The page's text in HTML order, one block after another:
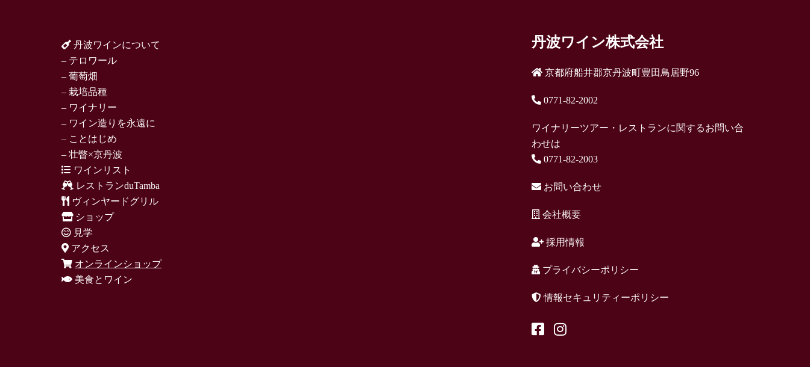
丹波ワインについて
– テロワール
– 葡萄畑
– 栽培品種
– ワイナリー
– ワイン造りを永遠に
– ことはじめ
– 壮瞥×京丹波
ワインリスト
レストランduTamba
ヴィンヤードグリル
ショップ
見学
アクセス
オンラインショップ
美食とワイン
丹波ワイン株式会社
京都府船井郡京丹波町豊田鳥居野96
0771-82-2002
ワイナリーツアー・レストランに関するお問い合
わせは
0771-82-2003
お問い合わせ
会社概要
採用情報
プライバシーポリシー
情報セキュリティーポリシー